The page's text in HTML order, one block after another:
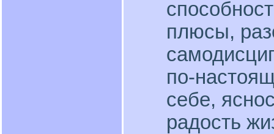
плюсы,
по-
себе,
радость